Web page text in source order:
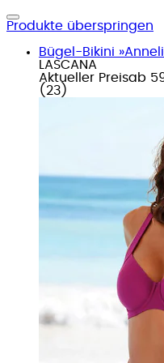
Produkte überspringen
Bügel-Bikini
LASCANA
Aktueller Preisab
( 23 )